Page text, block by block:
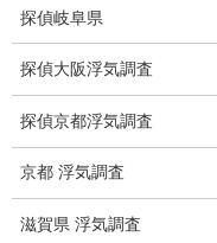
痴漢防止対策調査
下着窃盗犯防止対策調査
猫犬の捜索
所在調査
身元調査
探偵岐阜県
探偵大阪浮気調査
探偵京都浮気調査
京都 浮気調査
滋賀県 浮気調査